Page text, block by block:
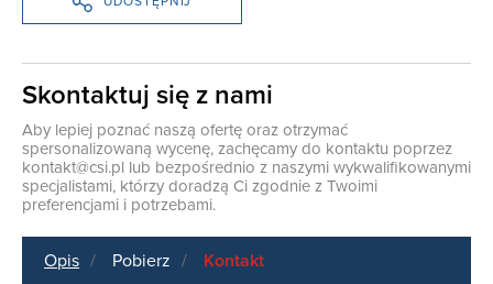
Skontaktuj się z nami
Aby lepiej poznać naszą ofertę oraz otrzymać
spersonalizowaną wycenę, zachęcamy do kontaktu poprzez
kontakt@csi.pl lub bezpośrednio z naszymi wykwalifikowanymi
specjalistami, którzy doradzą Ci zgodnie z Twoimi
preferencjami i potrzebami.
Opis Pobierz Kontakt